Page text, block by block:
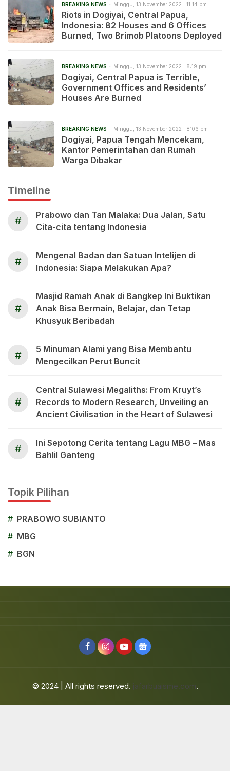
BREAKING NEWS Minggu, 13 November 2022 | 11:14 pm
Riots in Dogiyai, Central Papua,
Indonesia: 82 Houses and 6 Offices
Burned, Two Brimob Platoons Deployed
BREAKING NEWS Minggu, 13 November 2022 | 8:19 pm
Dogiyai, Central Papua is Terrible,
Government Offices and Residents’
Houses Are Burned
BREAKING NEWS Minggu, 13 November 2022 | 8:06 pm
Dogiyai, Papua Tengah Mencekam,
Kantor Pemerintahan dan Rumah
Warga Dibakar
Timeline
#
Prabowo dan Tan Malaka: Dua Jalan, Satu
Cita-cita tentang Indonesia
#
Mengenal Badan dan Satuan Intelijen di
Indonesia: Siapa Melakukan Apa?
#
Masjid Ramah Anak di Bangkep Ini Buktikan
Anak Bisa Bermain, Belajar, dan Tetap
Khusyuk Beribadah
#
5 Minuman Alami yang Bisa Membantu
Mengecilkan Perut Buncit
#
Central Sulawesi Megaliths: From Kruyt’s
Records to Modern Research, Unveiling an
Ancient Civilisation in the Heart of Sulawesi
#
Ini Sepotong Cerita tentang Lagu MBG – Mas
Bahlil Ganteng
Topik Pilihan
# PRABOWO SUBIANTO
# MBG
# BGN
© 2024 | All rights reserved. jafarbuaisme.com.